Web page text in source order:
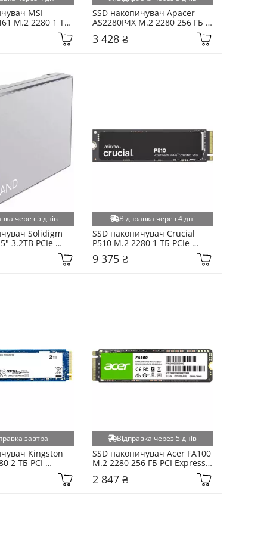
MSI
M.2 2280 1 ТБ
440L1D0-P83)
SSD накопичувач Apacer
AS2280P4X M.2 2280 256 ГБ
(AP256GAS2280P4X)
3 428 ₴
через 5 днів
Solidigm
3.2TB PCIe
Відправка через 4 дні
SSD накопичувач Crucial
P510 M.2 2280 1 ТБ PCIe
9 375 ₴
завтра
Kingston
2 ТБ PCI
Відправка через 5 днів
SSD накопичувач Acer FA100
M.2 2280 256 ГБ PCI Express
2 847 ₴